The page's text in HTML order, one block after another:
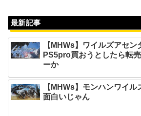
最新記事
【MHWs】ワイルズアセン
PS5pro買おうとしたら転
ーか
【MHWs】モンハンワイ
面白いじゃん